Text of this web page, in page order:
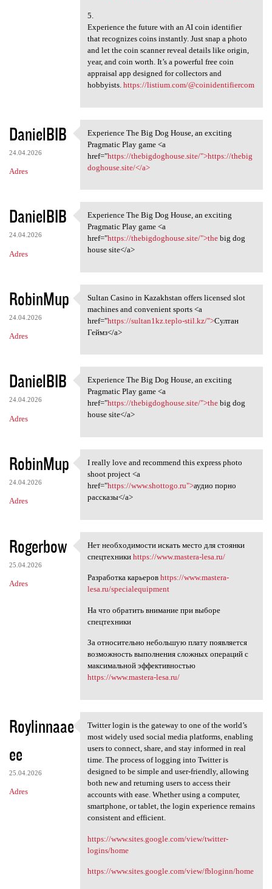
5.
Experience the future with an AI coin identifier
that recognizes coins instantly. Just snap a photo
and let the coin scanner reveal details like origin,
year, and coin worth. It’s a powerful free coin
appraisal app designed for collectors and
hobbyists. https://listium.com/@coinidentifiercom
DanielBIB
24.04.2026
Adres
Experience The Big Dog House,
Experience The Big Dog House, an exciting
Pragmatic Play game <a
href="https://thebigdoghouse.site/">https://thebig
doghouse.site/</a>
DanielBIB
24.04.2026
Adres
Experience The Big Dog House,
Experience The Big Dog House, an exciting
Pragmatic Play game <a
href="https://thebigdoghouse.site/">thebig dog
house site</a>
RobinMup
24.04.2026
Adres
Sultan Casino in Kazakhstan
Sultan Casino in Kazakhstan offers licensed slot
machines and convenient sports <a
href="https://sultan1kz.teplo-stil.kz/">Султан
Геймз</a>
DanielBIB
24.04.2026
Adres
Experience The Big Dog House,
Experience The Big Dog House, an exciting
Pragmatic Play game <a
href="https://thebigdoghouse.site/">thebig dog
house site</a>
RobinMup
24.04.2026
Adres
I really love and recommend
I really love and recommend this express photo
shoot project <a
href="https://www.shottogo.ru">аудио порно
рассказы</a>
Rogerbow
25.04.2026
Adres
Нет необходимости искать
Нет необходимости искать место для стоянки
спецтехники https://www.mastera-lesa.ru/
Разработка карьеров https://www.mastera-
lesa.ru/specialequipment
На что обратить внимание при выборе
спецтехники
За относительно небольшую плату появляется
возможность выполнения сложных операций с
максимальной эффективностью
https://www.mastera-lesa.ru/
Roylinnaae
ee
25.04.2026
Adres
Twitter login is the gateway
Twitter login is the gateway to one of the world’s
most widely used social media platforms, enabling
users to connect, share, and stay informed in real
time. The process of logging into Twitter is
designed to be simple and user-friendly, allowing
both new and returning users to access their
accounts with ease. Whether using a computer,
smartphone, or tablet, the login experience remains
consistent and efficient.
https://www.sites.google.com/view/twitter-
logins/home
https://www.sites.google.com/view/fbloginn/home